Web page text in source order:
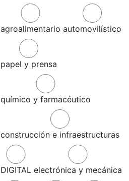
agroalimentario automovilístico
papel y prensa
químico y farmacéutico
construcción e infraestructuras
DIGITAL electrónica y mecánica